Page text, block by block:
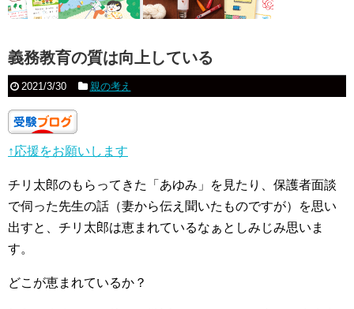
義務教育の質は向上している
2021/3/30 親の考え
↑応援をお願いします
チリ太郎のもらってきた「あゆみ」を見たり、保護者面談
で伺った先生の話（妻から伝え聞いたものですが）を思い
出すと、チリ太郎は恵まれているなぁとしみじみ思いま
す。
どこが恵まれているか？